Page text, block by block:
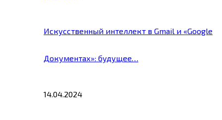
Искусственный интеллект в Gmail и «Google
Документах»: будущее…
14.04.2024